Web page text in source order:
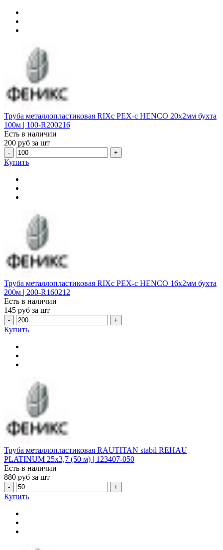
Труба металлопластиковая RIXc PEX-c HENCO 20х2мм бухта
100м | 100-R200216
Есть в наличии
200 руб за шт
- +
Купить
Труба металлопластиковая RIXc PEX-c HENCO 16х2мм бухта
200м | 200-R160212
Есть в наличии
145 руб за шт
- +
Купить
Труба металлопластиковая RAUTITAN stabil REHAU
PLATINUM 25х3,7 (50 м) | 123407-050
Есть в наличии
880 руб за шт
- +
Купить